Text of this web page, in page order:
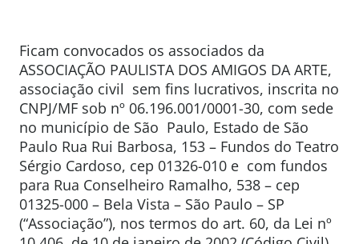
Ficam convocados os associados da
ASSOCIAÇÃO PAULISTA DOS AMIGOS DA ARTE,
associação civil sem fins lucrativos, inscrita no
CNPJ/MF sob nº 06.196.001/0001-30, com sede
no município de São Paulo, Estado de São
Paulo Rua Rui Barbosa, 153 – Fundos do Teatro
Sérgio Cardoso, cep 01326-010 e com fundos
para Rua Conselheiro Ramalho, 538 – cep
01325-000 – Bela Vista – São Paulo – SP
(“Associação”), nos termos do art. 60, da Lei nº